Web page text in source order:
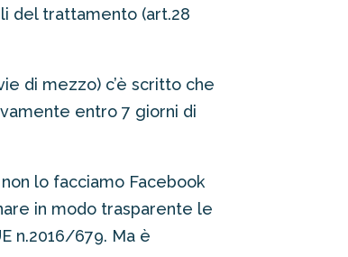
del trattamento (art.28
di mezzo) c’è scritto che
entro 7 giorni di
lo facciamo Facebook
in modo trasparente le
n.2016/679. Ma è